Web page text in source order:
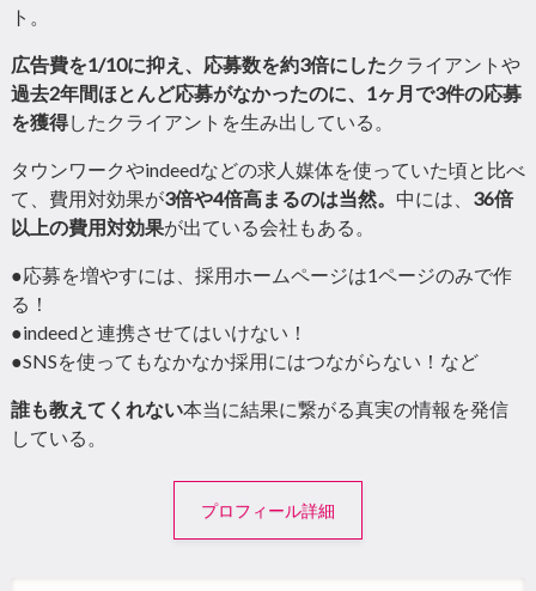
ト。
広告費を1/10に抑え、応募数を約3倍にしたクライアント や
過去2年間ほとんど応募がなかったのに、1ヶ月で3件の応募
を獲得したクライアント を生み出している。
タウンワークやindeedなどの求人媒体を使っていた頃と比べ
て、費用対効果が3倍や4倍高まるのは当然。 中には、 36倍
以上の費用対効果が出ている会社もある。
●応募を増やすには、採用ホームページは1ページのみで作
る！
●indeedと連携させてはいけない！
●SNSを使ってもなかなか採用にはつながらない！など
誰も教えてくれない本当に結果に繋がる真実の情報を発信
している。
プロフィール詳細